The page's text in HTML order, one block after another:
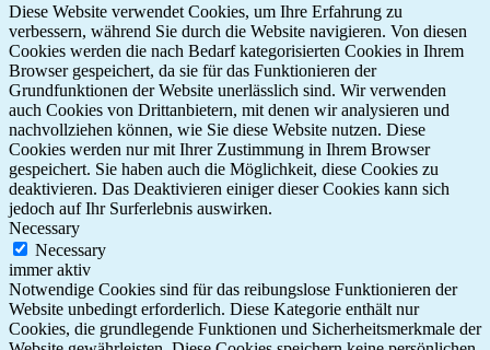
Diese Website verwendet Cookies, um Ihre Erfahrung zu
verbessern, während Sie durch die Website navigieren. Von diesen
Cookies werden die nach Bedarf kategorisierten Cookies in Ihrem
Browser gespeichert, da sie für das Funktionieren der
Grundfunktionen der Website unerlässlich sind. Wir verwenden
auch Cookies von Drittanbietern, mit denen wir analysieren und
nachvollziehen können, wie Sie diese Website nutzen. Diese
Cookies werden nur mit Ihrer Zustimmung in Ihrem Browser
gespeichert. Sie haben auch die Möglichkeit, diese Cookies zu
deaktivieren. Das Deaktivieren einiger dieser Cookies kann sich
jedoch auf Ihr Surferlebnis auswirken.
Necessary
Necessary
immer aktiv
Notwendige Cookies sind für das reibungslose Funktionieren der
Website unbedingt erforderlich. Diese Kategorie enthält nur
Cookies, die grundlegende Funktionen und Sicherheitsmerkmale der